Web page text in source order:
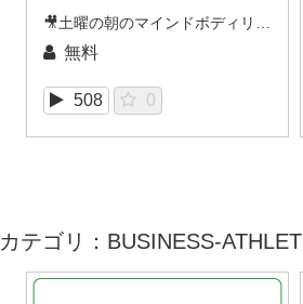
無料
508 0
カテゴリ：BUSINESS-